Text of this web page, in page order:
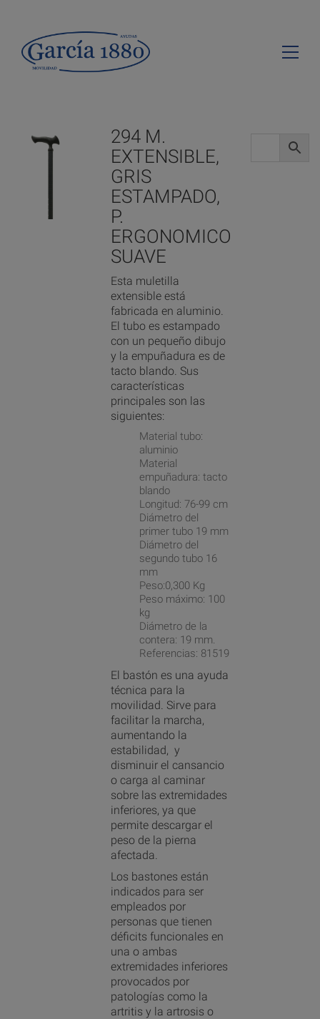
294 M.
EXTENSIBLE,
GRIS
ESTAMPADO,
P.
ERGONOMICO
SUAVE
Esta muletilla
extensible está
fabricada en aluminio.
El tubo es estampado
con un pequeño dibujo
y la empuñadura es de
tacto blando. Sus
características
principales son las
siguientes:
Material tubo:
aluminio
Material
empuñadura: tacto
blando
Longitud: 76-99 cm
Diámetro del
primer tubo 19 mm
Diámetro del
segundo tubo 16
mm
Peso:0,300 Kg
Peso máximo: 100
kg
Diámetro de la
contera: 19 mm.
Referencias: 81519
El bastón es una ayuda
técnica para la
movilidad. Sirve para
facilitar la marcha,
aumentando la
estabilidad, y
disminuir el cansancio
o carga al caminar
sobre las extremidades
inferiores, ya que
permite descargar el
peso de la pierna
afectada.
Los bastones están
indicados para ser
empleados por
personas que tienen
déficits funcionales en
una o ambas
extremidades inferiores
provocados por
patologías como la
artritis y la artrosis o